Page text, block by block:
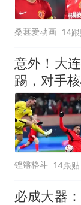
桑葚爱动画 14
意外！大
踢，对手
铿锵格斗 14跟贴
必成大器